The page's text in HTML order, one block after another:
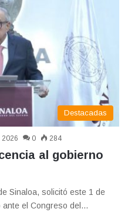
Destacadas
2026 0 284
al gobierno
Sinaloa, solicitó este 1 de
ante el Congreso del…